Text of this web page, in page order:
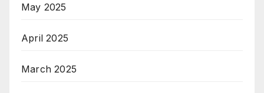
May 2025
April 2025
March 2025